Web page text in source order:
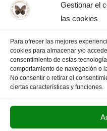
Gestionar el
las cookies
Para ofrecer las mejores
cookies para almacenar y/o
consentimiento de estas
comportamiento de navegación o
No consentir o retirar el
ciertas características y funciones.
ENTIDAD con las
Filosofía en
contenidos y servicios de
no se hace responsable
ilicitud, calidad,
inutilidad de los
Enlazados ni por cualquier
directamente imputable a